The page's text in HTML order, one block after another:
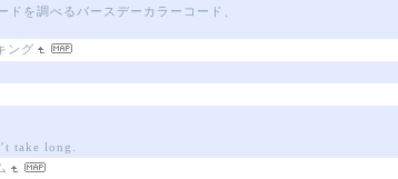
を調べるバースデーカラーコード、
ング
take long.